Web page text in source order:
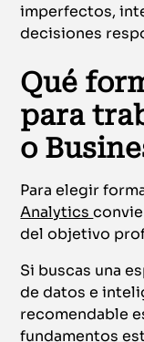
imperfectos,
decisiones
Qué
para
o
Para elegir
Analytics
del objetivo
Si buscas una
de datos e
recomendable
fundamentos